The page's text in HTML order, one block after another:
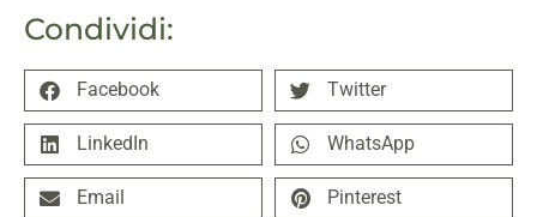
Condividi:
Facebook Twitter
LinkedIn WhatsApp
Email Pinterest